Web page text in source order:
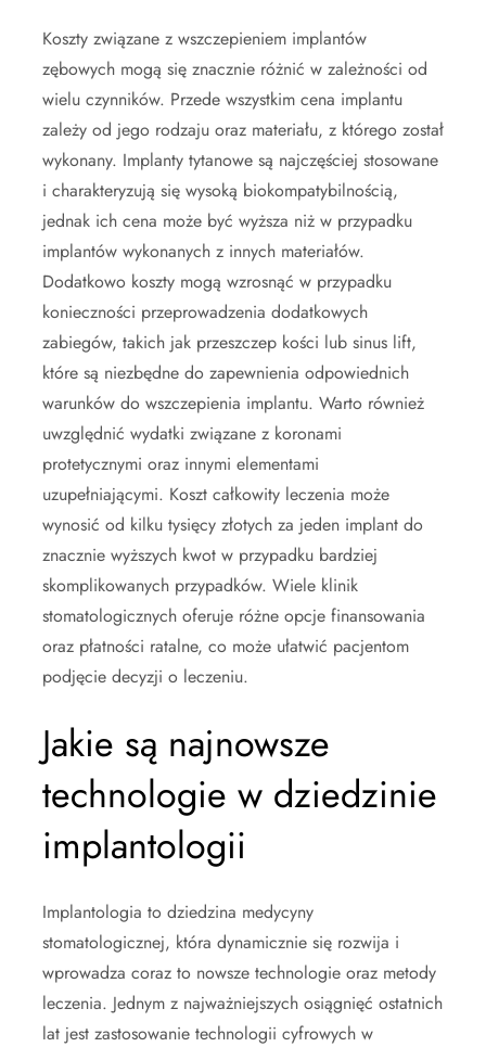
Koszty związane z wszczepieniem implantów
zębowych mogą się znacznie różnić w zależności od
wielu czynników. Przede wszystkim cena implantu
zależy od jego rodzaju oraz materiału, z którego został
wykonany. Implanty tytanowe są najczęściej stosowane
i charakteryzują się wysoką biokompatybilnością,
jednak ich cena może być wyższa niż w przypadku
implantów wykonanych z innych materiałów.
Dodatkowo koszty mogą wzrosnąć w przypadku
konieczności przeprowadzenia dodatkowych
zabiegów, takich jak przeszczep kości lub sinus lift,
które są niezbędne do zapewnienia odpowiednich
warunków do wszczepienia implantu. Warto również
uwzględnić wydatki związane z koronami
protetycznymi oraz innymi elementami
uzupełniającymi. Koszt całkowity leczenia może
wynosić od kilku tysięcy złotych za jeden implant do
znacznie wyższych kwot w przypadku bardziej
skomplikowanych przypadków. Wiele klinik
stomatologicznych oferuje różne opcje finansowania
oraz płatności ratalne, co może ułatwić pacjentom
podjęcie decyzji o leczeniu.
Jakie są najnowsze
technologie w dziedzinie
implantologii
Implantologia to dziedzina medycyny
stomatologicznej, która dynamicznie się rozwija i
wprowadza coraz to nowsze technologie oraz metody
leczenia. Jednym z najważniejszych osiągnięć ostatnich
lat jest zastosowanie technologii cyfrowych w